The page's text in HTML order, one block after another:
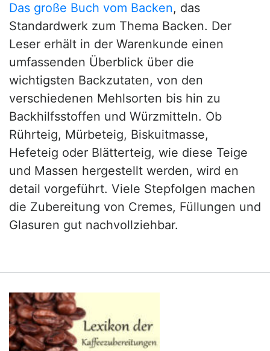
Das große Buch vom Backen, das
Standardwerk zum Thema Backen. Der
Leser erhält in der Warenkunde einen
umfassenden Überblick über die
wichtigsten Backzutaten, von den
verschiedenen Mehlsorten bis hin zu
Backhilfsstoffen und Würzmitteln. Ob
Rührteig, Mürbeteig, Biskuitmasse,
Hefeteig oder Blätterteig, wie diese Teige
und Massen hergestellt werden, wird en
detail vorgeführt. Viele Stepfolgen machen
die Zubereitung von Cremes, Füllungen und
Glasuren gut nachvollziehbar.